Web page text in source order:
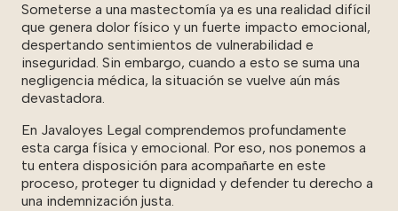
Someterse a una mastectomía ya es una realidad difícil
que genera dolor físico y un fuerte impacto emocional,
despertando sentimientos de vulnerabilidad e
inseguridad. Sin embargo, cuando a esto se suma una
negligencia médica, la situación se vuelve aún más
devastadora.
En Javaloyes Legal comprendemos profundamente
esta carga física y emocional. Por eso, nos ponemos a
tu entera disposición para acompañarte en este
proceso, proteger tu dignidad y defender tu derecho a
una indemnización justa.